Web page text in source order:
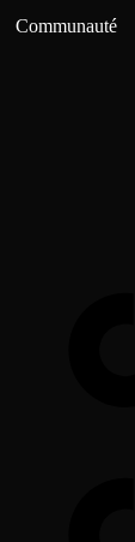
Communauté